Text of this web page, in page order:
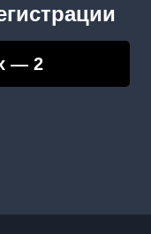
— 2